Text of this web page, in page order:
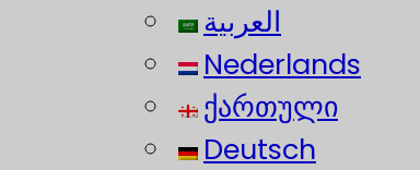
العربية
Nederlands
ქართული
Deutsch